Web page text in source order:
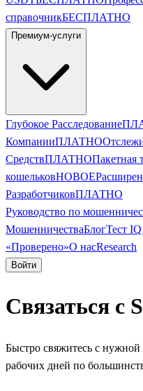
справочникБЕСПЛАТНО
Премиум-услуги
Глубокое Расследование
КомпанииПЛАТНО
СредствПЛАТНОПакетная
кошельковНОВОЕ
РазработчиковПЛАТНО
Руководство по
МошенничестваБлогТест
«Проверено»О насResearch
Войти
Связаться с
Быстро свяжитесь с
рабочих дней по